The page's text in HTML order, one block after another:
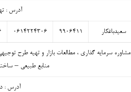
آدرس :
سعیدباغکار ۹۹۰۶۴۱۱ ۰۶۱۴۲۲۴۳۰۶
مشاوره سرمایه گذاری ، مطالعات بازار و تهیه طرح
منابع طبیعی –
آدرس : دزفول